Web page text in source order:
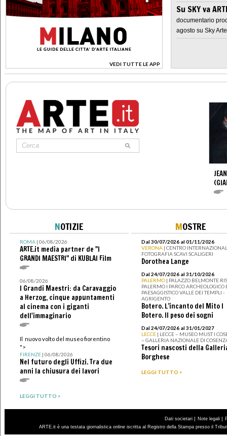
VEDI TUTTE LE APP
>
Su SKY va
documentario
agosto su Sky Arte
NOTIZIE
ROMA| 06/08/2026
ARTE.it media partner de "I
GRANDI MAESTRI" di KUBLAI Film
06/08/2026
I Grandi Maestri: da Caravaggio
a Herzog, cinque appuntamenti
al cinema con i giganti
dell'immaginario
Il nuovo volto del museo fiorentino
">
FIRENZE| 06/08/2026
Nel futuro degli Uffizi. Tra due
anni la chiusura dei lavori
LEGGI TUTTO >
MOSTRE
Dal 30/07/2026 al 01/11/2026
VERONA | CENTRO
FOTOGRAFIA SCAVI SCALIGERI
Dorothea Lange
Dal 24/07/2026 al 31/10/2026
PALERMO | PALAZZO BELMONTE
PALERMO I PARCO ARCHEOLOGICO
PAESAGGISTICO VALLE DEI TEMPLI -
AGRIGENTO
Botero. L’incanto del Mito I
Botero. Il peso dei sogni
Dal 24/07/2026 al 31/01/2027
LECCE | LECCE – MUSEO MUST I
– GALLERIA NAZIONALE DI
Tesori nascosti della
Borghese
LEGGI TUTTO >
Dati societari | Note legali |
ARTE.it è una testata giornalistica online iscritta al Registro della Stampa presso il